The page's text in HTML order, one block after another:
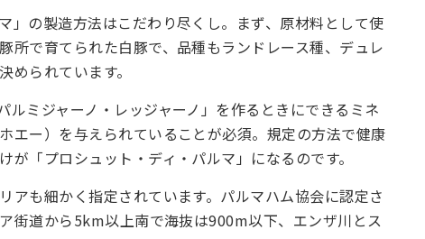
」の製造方法はこだわり尽くし。まず、原材料として使
所で育てられた白豚で、品種もランドレース種、デュレ
められています。
ルミジャーノ・レッジャーノ」を作るときにできるミネ
エー）を与えられていることが必須。規定の方法で健康
が「プロシュット・ディ・パルマ」になるのです。
アも細かく指定されています。パルマハム協会に認定さ
街道から5km以上南で海抜は900m以下、エンザ川とス